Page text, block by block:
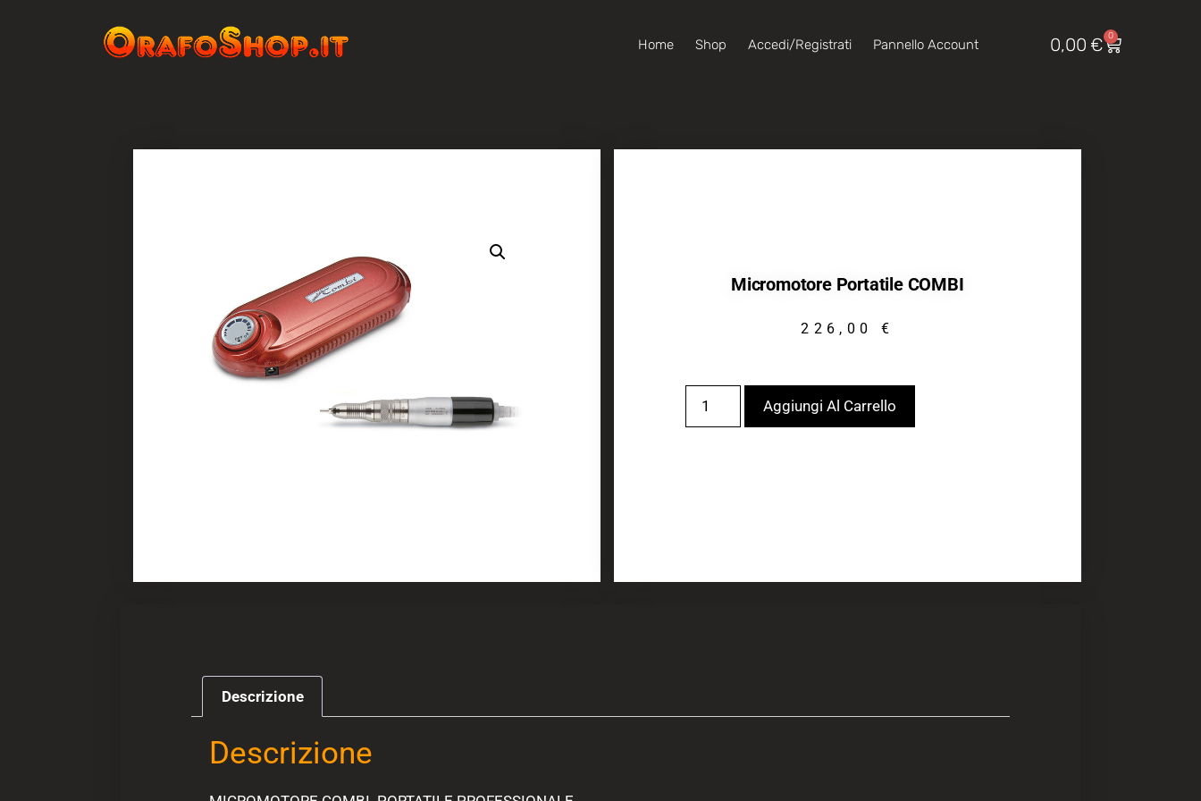
Home Shop Accedi/Registrati Pannello Account 0,00 € 0
Micromotore Portatile COMBI
226,00 €
Aggiungi Al Carrello
Descrizione
Descrizione